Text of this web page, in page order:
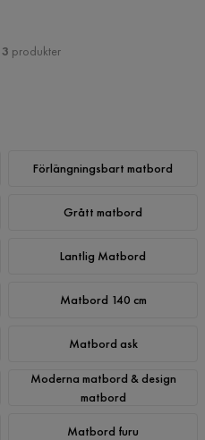
3 produkter
Förlängningsbart matbord
Grått matbord
Lantlig Matbord
Matbord 140 cm
Matbord ask
Moderna matbord & design
matbord
Matbord furu